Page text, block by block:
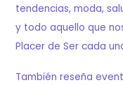
tendencias, moda,
y todo aquello que
Placer de Ser cada
También reseña